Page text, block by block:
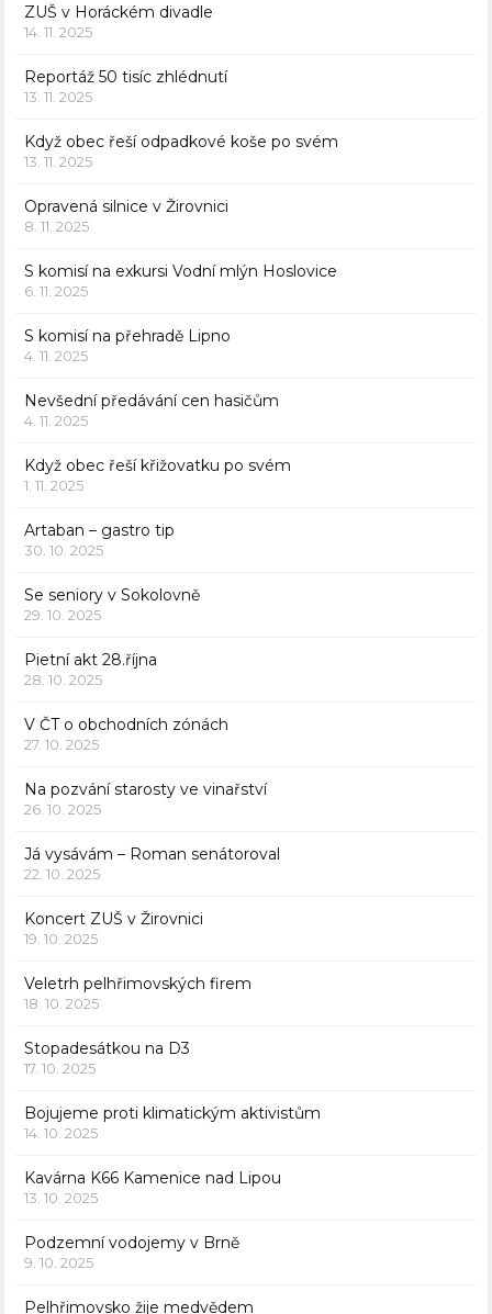
ZUŠ v Horáckém divadle
14. 11. 2025
Reportáž 50 tisíc zhlédnutí
13. 11. 2025
Když obec řeší odpadkové koše po svém
13. 11. 2025
Opravená silnice v Žirovnici
8. 11. 2025
S komisí na exkursi Vodní mlýn Hoslovice
6. 11. 2025
S komisí na přehradě Lipno
4. 11. 2025
Nevšední předávání cen hasičům
4. 11. 2025
Když obec řeší křižovatku po svém
1. 11. 2025
Artaban – gastro tip
30. 10. 2025
Se seniory v Sokolovně
29. 10. 2025
Pietní akt 28.října
28. 10. 2025
V ČT o obchodních zónách
27. 10. 2025
Na pozvání starosty ve vinařství
26. 10. 2025
Já vysávám – Roman senátoroval
22. 10. 2025
Koncert ZUŠ v Žirovnici
19. 10. 2025
Veletrh pelhřimovských firem
18. 10. 2025
Stopadesátkou na D3
17. 10. 2025
Bojujeme proti klimatickým aktivistům
14. 10. 2025
Kavárna K66 Kamenice nad Lipou
13. 10. 2025
Podzemní vodojemy v Brně
9. 10. 2025
Pelhřimovsko žije medvědem